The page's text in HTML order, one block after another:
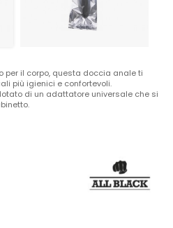
per il corpo, questa doccia anale ti
più igienici e confortevoli.
di un adattatore universale che si